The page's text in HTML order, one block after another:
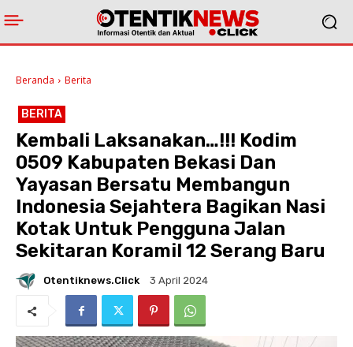
Beranda Berita
BERITA
Kembali Laksanakan…!!! Kodim
0509 Kabupaten Bekasi Dan
Yayasan Bersatu Membangun
Indonesia Sejahtera Bagikan Nasi
Kotak Untuk Pengguna Jalan
Sekitaran Koramil 12 Serang Baru
Otentiknews.click 3 April 2024